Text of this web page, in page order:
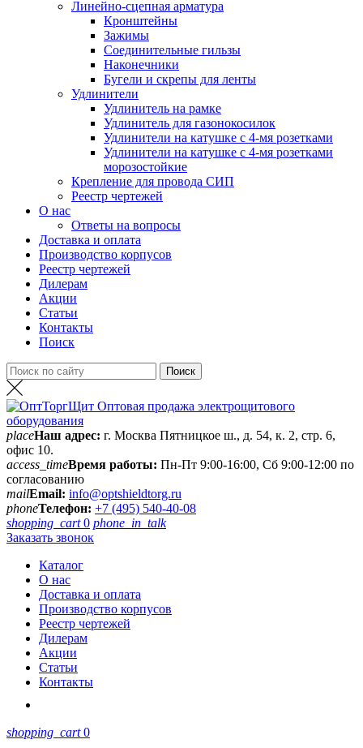
Линейно-сцепная арматура
Кронштейны
Зажимы
Соединительные гильзы
Наконечники
Бугели и скрепы для ленты
Удлинители
Удлинитель на рамке
Удлинитель для газонокосилок
Удлинители на катушке с 4-мя розетками
Удлинители на катушке с 4-мя розетками
морозостойкие
Крепление для провода СИП
Реестр чертежей
О нас
Ответы на вопросы
Доставка и оплата
Производство корпусов
Реестр чертежей
Дилерам
Акции
Статьи
Контакты
Поиск
placeНаш адрес: г. Москва Пятницкое ш., д. 54, к. 2, стр. 6,
офис 10.
access_timeВремя работы: Пн-Пт 9:00-16:00, Сб 9:00-12:00 по
согласованию
mailEmail: info@optshieldtorg.ru
phoneТелефон: +7 (495) 540-40-08
shopping_cart 0 phone_in_talk
Заказать звонок
Каталог
О нас
Доставка и оплата
Производство корпусов
Реестр чертежей
Дилерам
Акции
Статьи
Контакты
shopping_cart 0